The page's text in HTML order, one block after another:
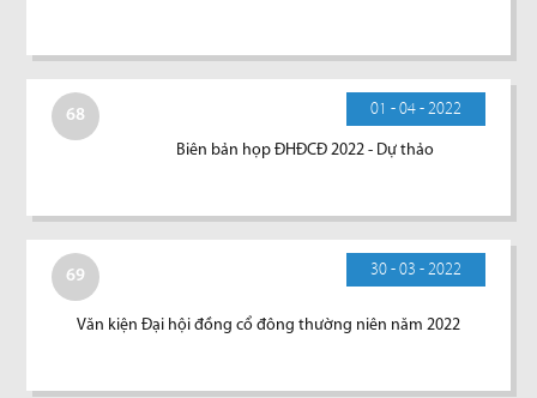
68 01 - 04 - 2022
Biên bản họp ĐHĐCĐ 2022 - Dự thảo
69 30 - 03 - 2022
Văn kiện Đại hội đồng cổ đông thường niên năm 2022